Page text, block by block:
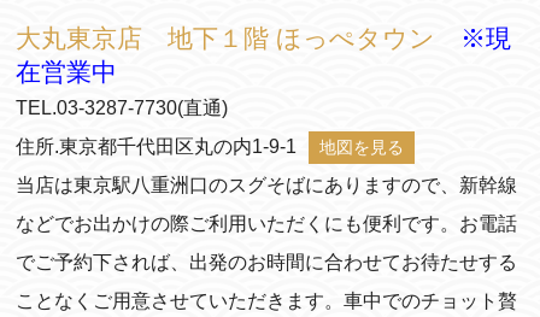
大丸東京店 地下１階 ほっぺタウン
※現
在営業中
TEL.03-3287-7730(直通)
住所.東京都千代田区丸の内1-9-1
地図を見る
当店は東京駅八重洲口のスグそばにありますので、新幹線
などでお出かけの際ご利用いただくにも便利です。お電話
でご予約下されば、出発のお時間に合わせてお待たせする
ことなくご用意させていただきます。車中でのチョット贅